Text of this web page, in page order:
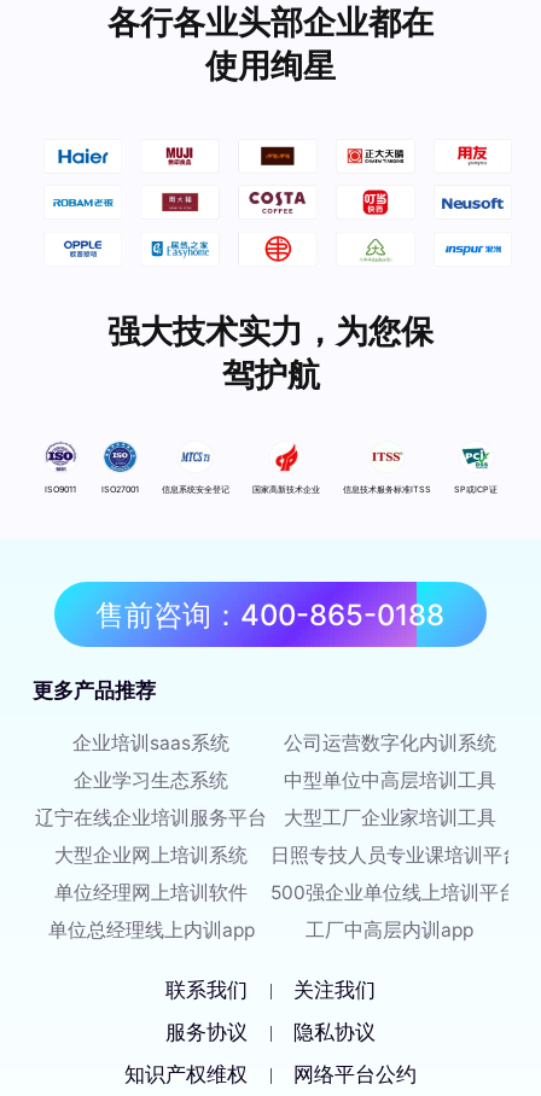
各行各业头部企业都在
使用绚星
强大技术实力，为您保
驾护航
ISO9011 ISO27001 信息系统安全登记 国家高新技术企业 信息技术服务标准ITSS SP或ICP证
售前咨询：400-865-0188
更多产品推荐
企业培训saas系统
公司运营数字化内训系统
企业学习生态系统
中型单位中高层培训工具
辽宁在线企业培训服务平台
大型工厂企业家培训工具
大型企业网上培训系统
日照专技人员专业课培训平台
单位经理网上培训软件
500强企业单位线上培训平台
单位总经理线上内训app
工厂中高层内训app
联系我们 |
关注我们
服务协议
|
隐私协议
知识产权维权
| 网络平台公约